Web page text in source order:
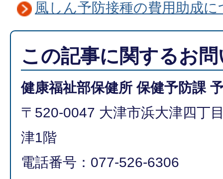
風しん予防接種の費用助成に
この記事に関するお
健康福祉部保健所 保健予防課
〒520-0047 大津市浜大津四丁
津1階
電話番号：077-526-6306